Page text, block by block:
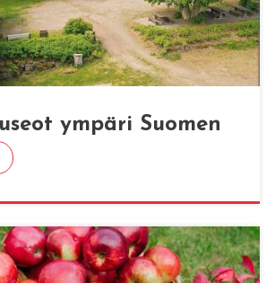
ym­pä­ri Suo­men